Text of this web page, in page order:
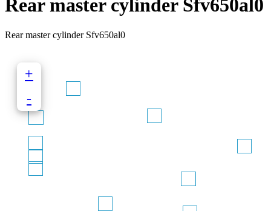
Rear master cylinder Sfv650al0
Rear master cylinder Sfv650al0
+
-